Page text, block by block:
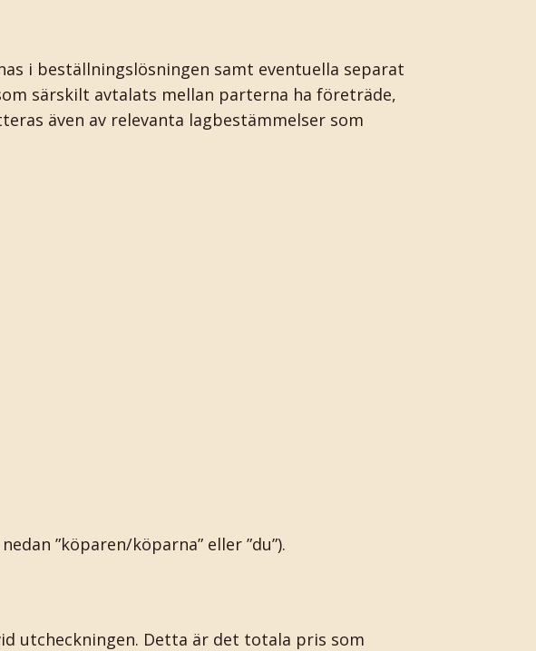
i beställningslösningen samt eventuella separat
särskilt avtalats mellan parterna ha företräde,
även av relevanta lagbestämmelser som
”köparen/köparna” eller ”du”).
utcheckningen. Detta är det totala pris som